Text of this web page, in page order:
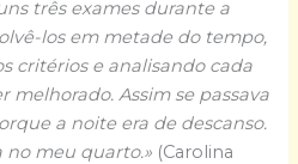
três exames durante a
los em metade do tempo,
critérios e analisando cada
melhorado. Assim se passava
a noite era de descanso.
meu quarto.» (Carolina